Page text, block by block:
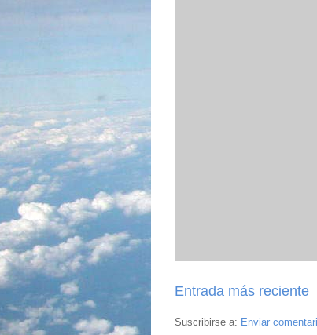
Entrada más reciente
Suscribirse a: Enviar